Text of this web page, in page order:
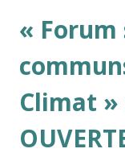
« Forum
Climat »